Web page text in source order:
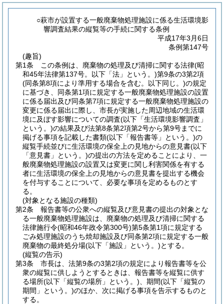
○萩市が設置する一般廃棄物処理施設に係る生活環境影
響調査結果の縦覧等の手続に関する条例
平成17年3月6日
条例第147号
(趣旨)
第1条
この条例は、廃棄物の処理及び清掃に関する法律(昭
和45年法律第137号。以下「法」という。)第9条の3第2項
(同条第8項により準用する場合を含む。以下同じ。)の規定
に基づき、同条第1項に規定する一般廃棄物処理施設の設置
に係る届出及び同条第7項に規定する一般廃棄物処理施設の
変更に係る届出に際し、市長が実施した周辺地域の生活環
境に及ぼす影響についての調査(以下「生活環境影響調査」
という。)の結果及び法第8条第2項第2号から第9号までに
掲げる事項を記載した書類(以下「報告書等」という。)の
縦覧手続並びに生活環境の保全上の見地からの意見書(以下
「意見書」という。)の提出の方法を定めることにより、一
般廃棄物処理施設の設置又は変更に関し利害関係を有する
者に生活環境の保全上の見地からの意見書を提出する機会
を付与することについて、必要な事項を定めるものとす
る。
(対象となる施設の種類)
第2条
報告書等の公衆への縦覧及び意見書の提出の対象とな
る一般廃棄物処理施設は、廃棄物の処理及び清掃に関する
法律施行令(昭和46年政令第300号)第5条第1項に規定する
ごみ処理施設のうち焼却施設及び同条第2項に規定する一般
廃棄物の最終処分場(以下「施設」という。)とする。
(縦覧の告示)
第3条
市長は、法第9条の3第2項の規定により報告書等を公
衆の縦覧に供しようとするときは、報告書等を縦覧に供す
る場所(以下「縦覧の場所」という。) 、期間(以下「縦覧の
期間」という。)のほか、次に掲げる事項を告示するものと
する。